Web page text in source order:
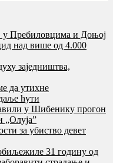
у Пребиловцима и Доњој
над више од 4.000
заједништва,
да утихне
ћути
у Шибенику прогон
„Олуја”
за убиство девет
31 годину од